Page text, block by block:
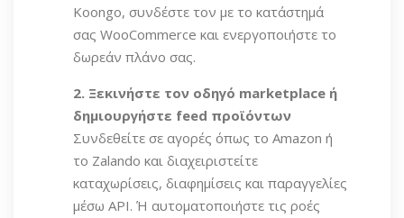
Koongo, συνδέστε τον με το κατάστημά
σας WooCommerce και ενεργοποιήστε το
δωρεάν πλάνο σας.
2. Ξεκινήστε τον οδηγό marketplace ή
δημιουργήστε feed προϊόντων
Συνδεθείτε σε αγορές όπως το Amazon ή
το Zalando και διαχειριστείτε
καταχωρίσεις, διαφημίσεις και παραγγελίες
μέσω API. Ή αυτοματοποιήστε τις ροές